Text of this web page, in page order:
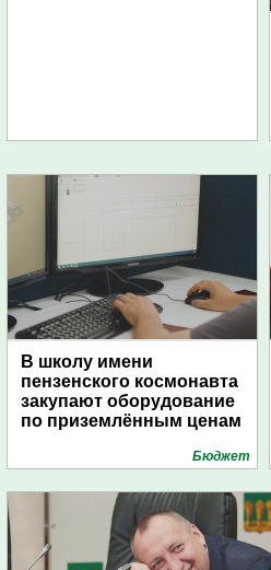
В школу имени
пензенского космонавта
закупают оборудование
по приземлённым ценам
Бюджет